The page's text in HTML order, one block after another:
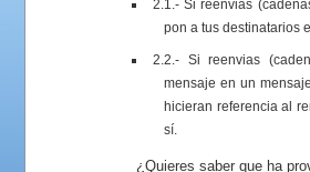
2.1.- Si reenvias
pon a tus destinatarios
2.2.- Si reenvias
mensaje en un
hicieran referencia al
sí.
¿Quieres saber que ha